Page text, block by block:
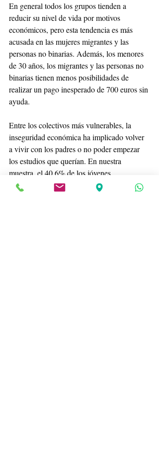
En general todos los grupos tienden a
reducir su nivel de vida por motivos
económicos, pero esta tendencia es más
acusada en las mujeres migrantes y las
personas no binarias. Además, los menores
de 30 años, los migrantes y las personas no
binarias tienen menos posibilidades de
realizar un pago inesperado de 700 euros sin
ayuda.
Entre los colectivos más vulnerables, la
inseguridad económica ha implicado volver
a vivir con los padres o no poder empezar
los estudios que querían. En nuestra
muestra, el 40,6% de los jóvenes
entrevistados declararon sufrir problemas de